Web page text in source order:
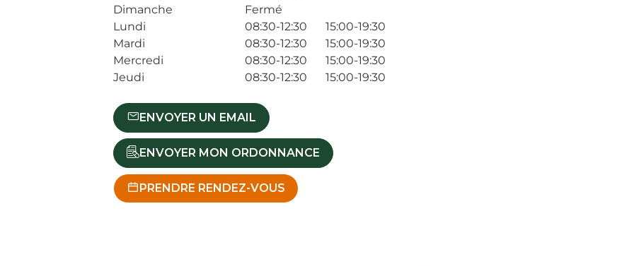
Dimanche
Fermé
Lundi
08:30-12:30
15:00-19:30
Mardi
08:30-12:30
15:00-19:30
Mercredi
08:30-12:30
15:00-19:30
Jeudi
08:30-12:30 15:00-19:30
ENVOYER UN EMAIL
ENVOYER MON ORDONNANCE
PRENDRE RENDEZ-VOUS